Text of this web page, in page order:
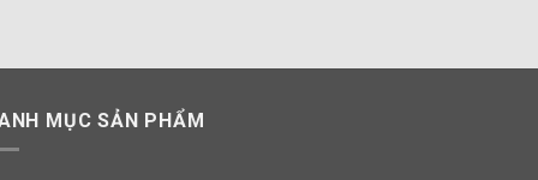
MỤC SẢN PHẨM